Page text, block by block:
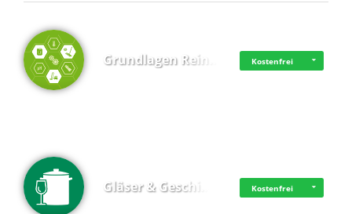
Grundlagen Rein… Kostenfrei
Gläser & Geschi… Kostenfrei